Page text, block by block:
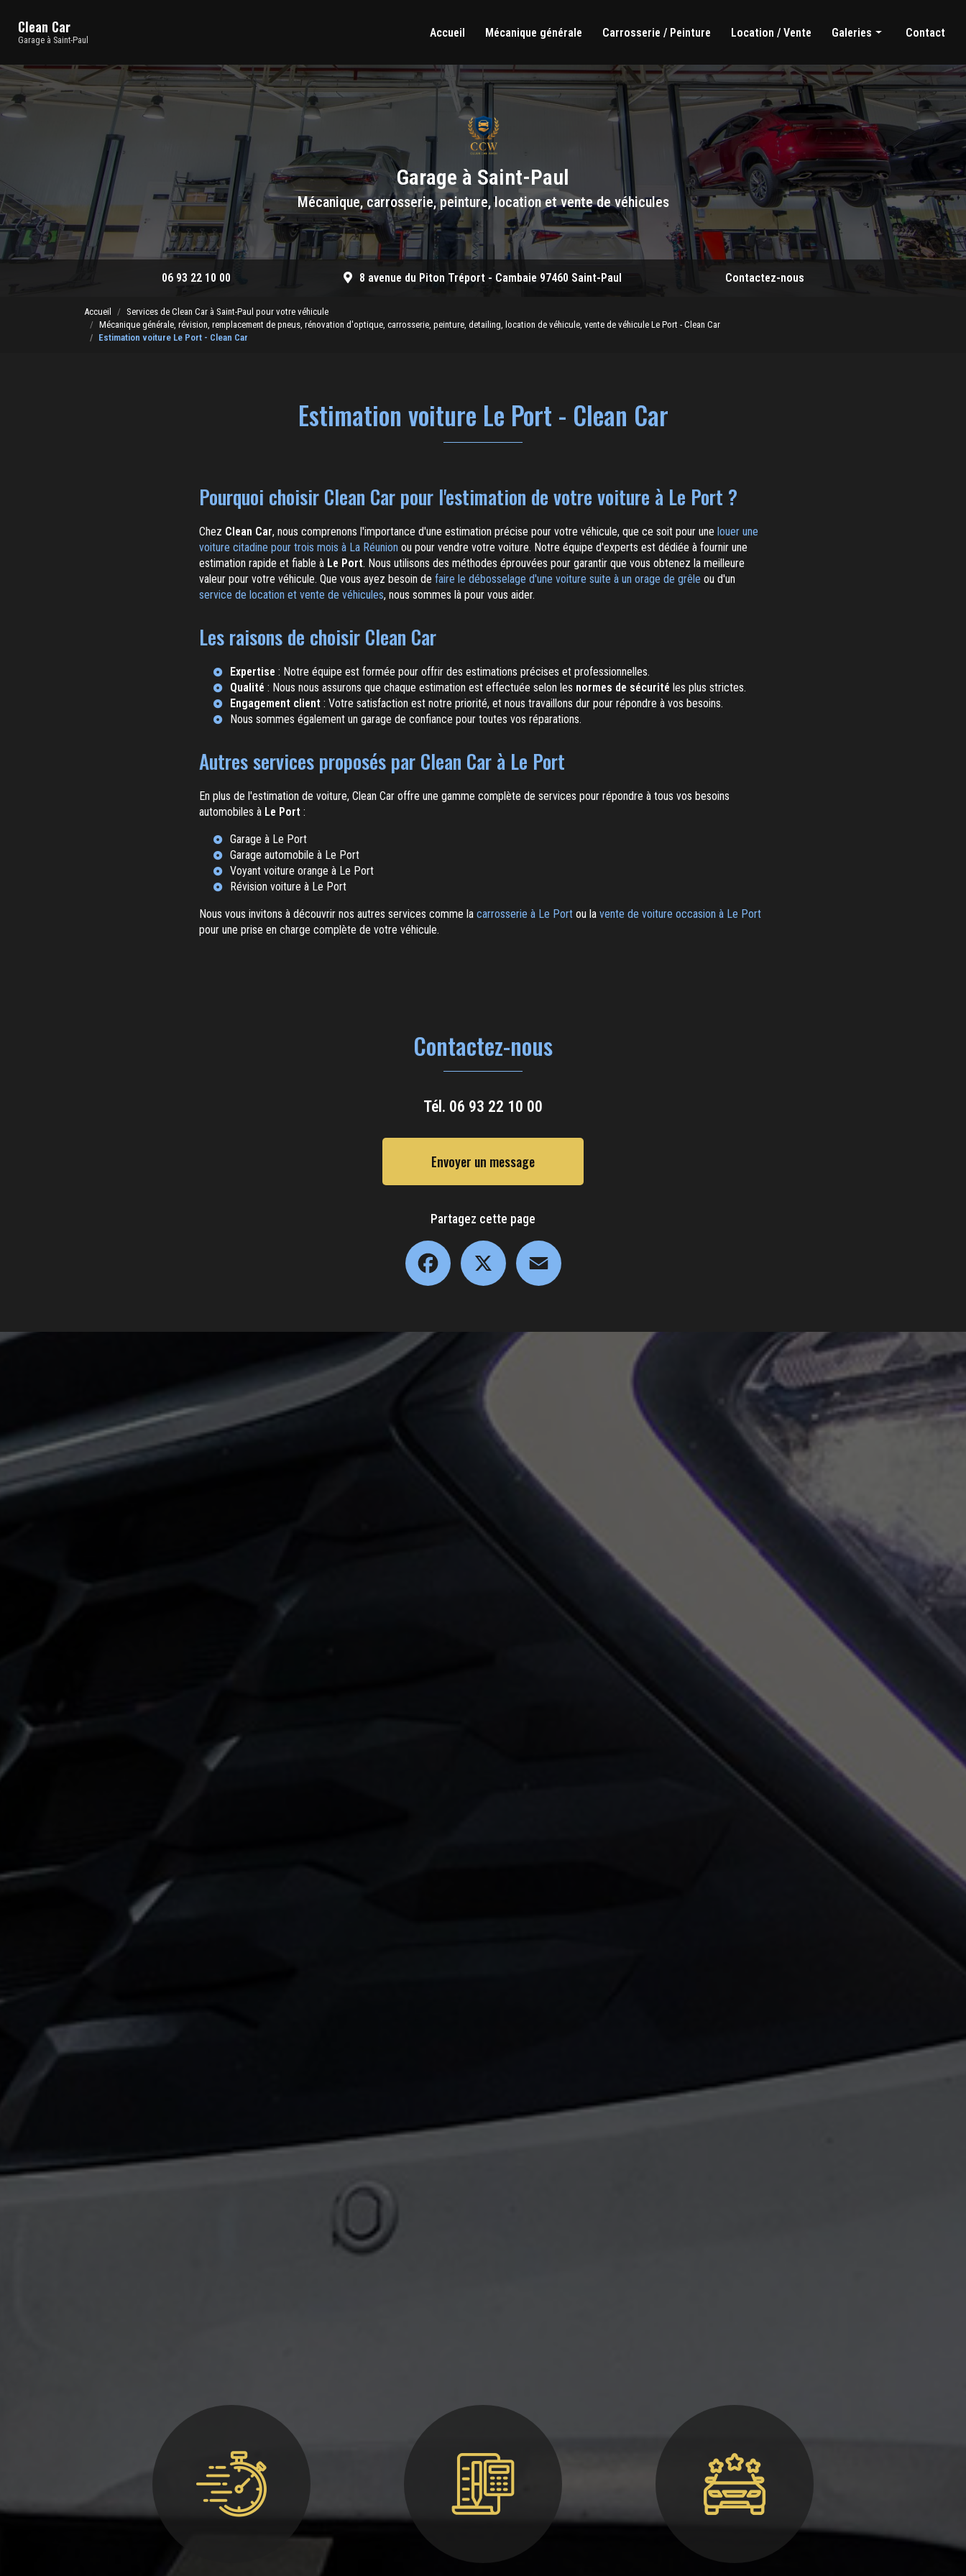
contenu
Clean Car
Garage à Saint-Paul
Accueil
Mécanique générale Carrosserie / Peinture Location / Vente Galeries
Mécanique générale
Carrosserie / Peinture
Location / Vente
Contact
Garage à Saint-Paul
Mécanique, carrosserie, peinture, location et vente de véhicules
06 93 22 10 00 8 avenue du Piton Tréport - Cambaie 97460 Saint-Paul Contactez-nous
Accueil
Services de Clean Car à Saint-Paul pour votre véhicule
Mécanique générale, révision, remplacement de pneus, rénovation d'optique, carrosserie, peinture, detailing, location de véhicule, vente de véhicule Le Port - Clean Car
Estimation voiture Le Port - Clean Car
Estimation voiture Le Port - Clean Car
Pourquoi choisir Clean Car pour l'estimation de votre voiture à Le Port ?
Chez Clean Car, nous comprenons l'importance d'une estimation précise pour votre véhicule, que ce soit pour une louer une
voiture citadine pour trois mois à La Réunion ou pour vendre votre voiture. Notre équipe d'experts est dédiée à fournir une
estimation rapide et fiable à Le Port. Nous utilisons des méthodes éprouvées pour garantir que vous obtenez la meilleure
valeur pour votre véhicule. Que vous ayez besoin de faire le débosselage d'une voiture suite à un orage de grêle ou d'un
service de location et vente de véhicules, nous sommes là pour vous aider.
Les raisons de choisir Clean Car
Expertise : Notre équipe est formée pour offrir des estimations précises et professionnelles.
Qualité : Nous nous assurons que chaque estimation est effectuée selon les normes de sécurité les plus strictes.
Engagement client : Votre satisfaction est notre priorité, et nous travaillons dur pour répondre à vos besoins.
Nous sommes également un garage de confiance pour toutes vos réparations.
Autres services proposés par Clean Car à Le Port
En plus de l'estimation de voiture, Clean Car offre une gamme complète de services pour répondre à tous vos besoins
automobiles à Le Port :
Garage à Le Port
Garage automobile à Le Port
Voyant voiture orange à Le Port
Révision voiture à Le Port
Nous vous invitons à découvrir nos autres services comme la carrosserie à Le Port ou la vente de voiture occasion à Le Port
pour une prise en charge complète de votre véhicule.
Contactez-nous
Tél. 06 93 22 10 00
Envoyer un message
Partagez cette page
Facebook